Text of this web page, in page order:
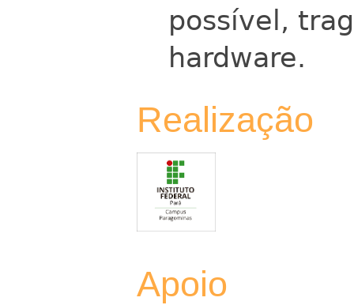
possível,
hardware.
Realização
Apoio